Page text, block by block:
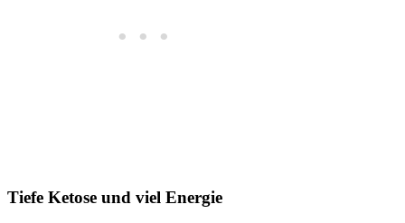
Tiefe Ketose und viel Energie